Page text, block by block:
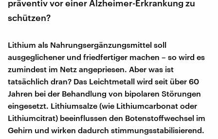
präventiv vor einer Alzheimer-Erkrankung zu
schützen?
Lithium als Nahrungsergänzungsmittel soll
ausgeglichener und friedfertiger machen – so wird es
zumindest im Netz angepriesen. Aber was ist
tatsächlich dran? Das Leichtmetall wird seit über 60
Jahren bei der Behandlung von bipolaren Störungen
eingesetzt. Lithiumsalze (wie Lithiumcarbonat oder
Lithiumcitrat) beeinflussen den Botenstoffwechsel im
Gehirn und wirken dadurch stimmungsstabilisierend.